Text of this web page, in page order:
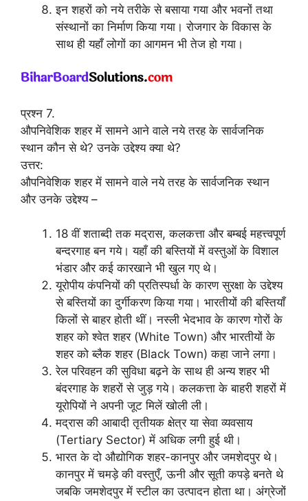
इन शहरों को नये तरीके से बसाया गया और भवनों तथा
संस्थानों का निर्माण किया गया। रोजगार के विकास के
साथ ही यहाँ लोगों का आगमन भी तेज हो गया।
प्रश्न 7.
औपनिवेशिक शहर में सामने आने वाले नये तरह के सार्वजनिक
स्थान कौन से थे? उनके उद्देश्य क्या थे?
उत्तर:
औपनिवेशिक शहर में सामने वाले नये तरह के सार्वजनिक स्थान
और उनके उद्देश्य –
18 वीं शताब्दी तक मद्रास, कलकत्ता और बम्बई महत्त्वपूर्ण
बन्दरगाह बन गये। यहाँ की बस्तियों में वस्तुओं के विशाल
भंडार और कई कारखाने भी खुल गए थे।
यूरोपीय कंपनियों की प्रतिस्पर्धा के कारण सुरक्षा के उद्देश्य
से बस्तियों का दुर्गीकरण किया गया। भारतीयों की बस्तियाँ
किलों से बाहर होती थीं। नस्ली भेदभाव के कारण गोरों के
शहर को श्वेत शहर (White Town) और भारतीयों के
शहर को ब्लैक शहर (Black Town) कहा जाने लगा।
रेल परिवहन की सुविधा बढ़ने के साथ ही अन्य शहर भी
बंदरगाह के शहरों से जुड़ गये। कलकत्ता के बाहरी शहरों में
यूरोपियों ने अपनी जूट मिलें खोली ली।
मद्रास की आबादी तृतीयक क्षेत्र या सेवा व्यवसाय
(Tertiary Sector) में अधिक लगी हुई थी।
भारत के दो औद्योगिक शहर-कानपुर और जमशेदपुर थे।
कानपुर में चमड़े की वस्तुएँ, ऊनी और सूती कपड़े बनते थे
जबकि जमशेदपुर में स्टील का उत्पादन होता था। अंग्रेजों